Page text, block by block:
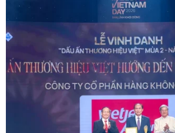
CHUYỆN TUẦN QUA: Cảnh
báo nạn "giang hồ mạng” kéo những
hệ lụy ảo tràn ra đời thực
08/08/2026 04:00
Quảng Trị triệt phá đường dây vận
chuyển hơn 210kg vật liệu nổ